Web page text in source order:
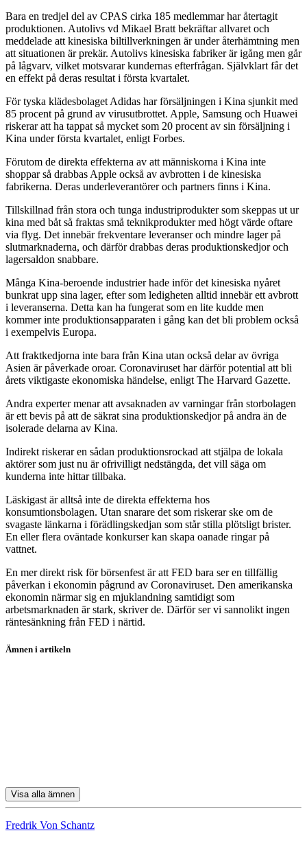
Bara en tredjel del av CPAS cirka 185 medlemmar har återtagit
produktionen. Autolivs vd Mikael Bratt bekräftar allvaret och
meddelade att kinesiska biltillverkningen är under återhämtning men
att situationen är prekär. Autolivs kinesiska fabriker är igång men går
på lågvarv, vilket motsvarar kundernas efterfrågan. Självklart får det
en effekt på deras resultat i första kvartalet.
För tyska klädesbolaget Adidas har försäljningen i Kina sjunkit med
85 procent på grund av virusutbrottet. Apple, Samsung och Huawei
riskerar att ha tappat så mycket som 20 procent av sin försäljning i
Kina under första kvartalet, enligt Forbes.
Förutom de direkta effekterna av att människorna i Kina inte
shoppar så drabbas Apple också av avbrotten i de kinesiska
fabrikerna. Deras underleverantörer och partners finns i Kina.
Tillskillnad från stora och tunga industriprodukter som skeppas ut ur
kina med båt så fraktas små teknikprodukter med högt värde oftare
via flyg. Det innebär frekventare leveranser och mindre lager på
slutmarknaderna, och därför drabbas deras produktionskedjor och
lagersaldon snabbare.
Många Kina-beroende industrier hade inför det kinesiska nyåret
bunkrat upp sina lager, efter som ledigheten alltid innebär ett avbrott
i leveranserna. Detta kan ha fungerat som en lite kudde men
kommer inte produktionsapparaten i gång kan det bli problem också
i exempelvis Europa.
Att fraktkedjorna inte bara från Kina utan också delar av övriga
Asien är påverkade oroar. Coronaviruset har därför potential att bli
årets viktigaste ekonomiska händelse, enligt The Harvard Gazette.
Andra experter menar att avsaknaden av varningar från storbolagen
är ett bevis på att de säkrat sina produktionskedjor på andra än de
isolerade delarna av Kina.
Indirekt riskerar en sådan produktionsrockad att stjälpa de lokala
aktörer som just nu är ofrivilligt nedstängda, det vill säga om
kunderna inte hittar tillbaka.
Läskigast är alltså inte de direkta effekterna hos
konsumtionsbolagen. Utan snarare det som riskerar ske om de
svagaste länkarna i förädlingskedjan som står stilla plötsligt brister.
En eller flera oväntade konkurser kan skapa oanade ringar på
vattnet.
En mer direkt risk för börsenfest är att FED bara ser en tillfällig
påverkan i ekonomin pågrund av Coronaviruset. Den amerikanska
ekonomin närmar sig en mjuklandning samtidigt som
arbetsmarknaden är stark, skriver de. Därför ser vi sannolikt ingen
räntesänkning från FED i närtid.
Ämnen i artikeln
Visa alla ämnen
Fredrik Von Schantz